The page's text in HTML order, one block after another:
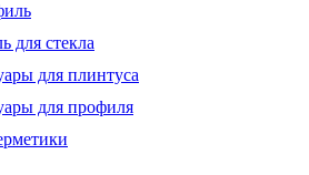
для стекла
для плинтуса
для профиля